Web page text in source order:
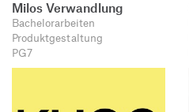
Milos Verwandlung
Bachelorarbeiten
Produktgestaltung
PG7